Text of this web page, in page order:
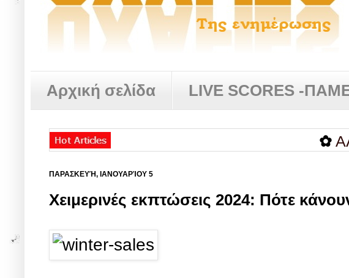
Αρχική σελίδα LIVE SCORES -
ΑΛΛΑ
ΠΑΡΑΣΚΕΥΉ, ΙΑΝΟΥΑΡΊΟΥ 5
Χειμερινές εκπτώσεις 2024: Πότε